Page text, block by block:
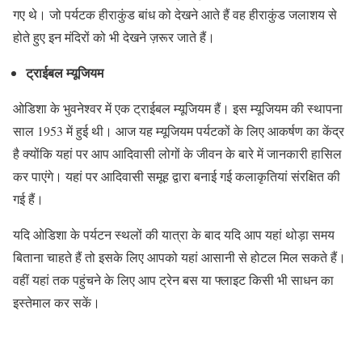
गए थे। जो पर्यटक हीराकुंड बांध को देखने आते हैं वह हीराकुंड जलाशय से
होते हुए इन मंदिरों को भी देखने ज़रूर जाते हैं।
ट्राईबल म्यूजियम
ओडिशा के भुवनेश्वर में एक ट्राईबल म्यूजियम हैं। इस म्यूजियम की स्थापना
साल 1953 में हुई थी। आज यह म्यूजियम पर्यटकों के लिए आकर्षण का केंद्र
है क्योंकि यहां पर आप आदिवासी लोगों के जीवन के बारे में जानकारी हासिल
कर पाएंगे। यहां पर आदिवासी समूह द्वारा बनाई गई कलाकृतियां संरक्षित की
गई हैं।
यदि ओडिशा के पर्यटन स्थलों की यात्रा के बाद यदि आप यहां थोड़ा समय
बिताना चाहते हैं तो इसके लिए आपको यहां आसानी से होटल मिल सकते हैं।
वहीं यहां तक पहुंचने के लिए आप ट्रेन बस या फ्लाइट किसी भी साधन का
इस्तेमाल कर सकें।